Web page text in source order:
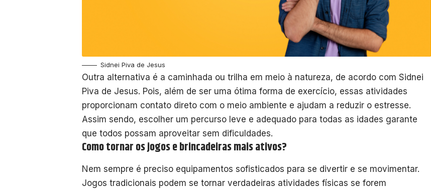
Sidnei Piva de Jesus
Outra alternativa é a caminhada ou trilha em meio à natureza, de acordo com Sidnei
Piva de Jesus. Pois, além de ser uma ótima forma de exercício, essas atividades
proporcionam contato direto com o meio ambiente e ajudam a reduzir o estresse.
Assim sendo, escolher um percurso leve e adequado para todas as idades garante
que todos possam aproveitar sem dificuldades.
Como tornar os jogos e brincadeiras mais ativos?
Nem sempre é preciso equipamentos sofisticados para se divertir e se movimentar.
Jogos tradicionais podem se tornar verdadeiras atividades físicas se forem